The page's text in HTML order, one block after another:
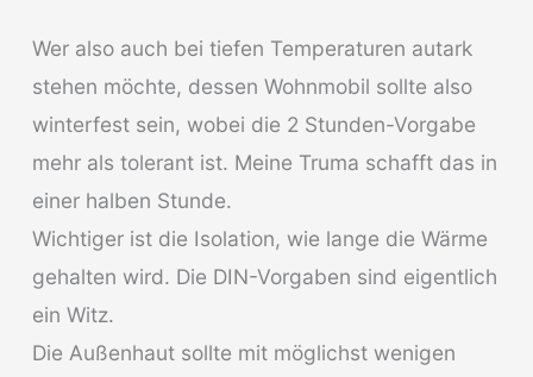
Wer also auch bei tiefen Temperaturen autark
stehen möchte, dessen Wohnmobil sollte also
winterfest sein, wobei die 2 Stunden-Vorgabe
mehr als tolerant ist. Meine Truma schafft das in
einer halben Stunde.
Wichtiger ist die Isolation, wie lange die Wärme
gehalten wird. Die DIN-Vorgaben sind eigentlich
ein Witz.
Die Außenhaut sollte mit möglichst wenigen